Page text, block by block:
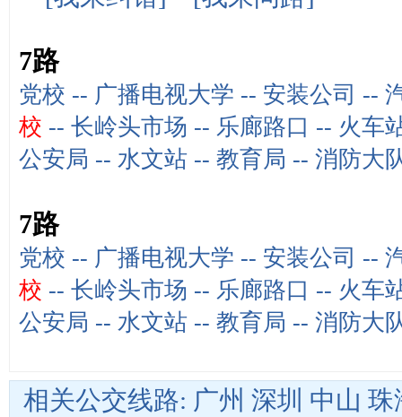
7路
党校 -- 广播电视大学 -- 安装公司 --
校 -- 长岭头市场 -- 乐廊路口 -- 火车
公安局 -- 水文站 -- 教育局 -- 消防大
7路
党校 -- 广播电视大学 -- 安装公司 --
校 -- 长岭头市场 -- 乐廊路口 -- 火车
公安局 -- 水文站 -- 教育局 -- 消防大
相关公交线路: 广州 深圳 中山 珠